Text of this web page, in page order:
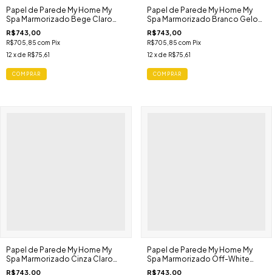
Spa Marmorizado Bege Claro
387014
R$743,00
R$705,85com
12 x deR$75,61
Spa Marmorizado Branco Gelo
387013
R$743,00
R$705,85com
12x deR$75,61
Spa Marmorizado Cinza Claro
387012
R$743,00
R$705,85com
Spa Marmorizado Off-White
387011
R$743,00
R$705,85com